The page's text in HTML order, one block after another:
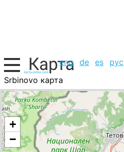
eng de es рус
Srbinovo карта
Македонія, список міст
+
−